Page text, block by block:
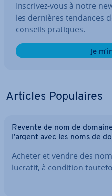
Inscrivez-vous à notre
les dernières tendances
conseils pratiques.
Je
Articles Po­pu­laires
Revente de nom de
l’argent avec les noms de
Acheter et vendre des
lucratif, à condition